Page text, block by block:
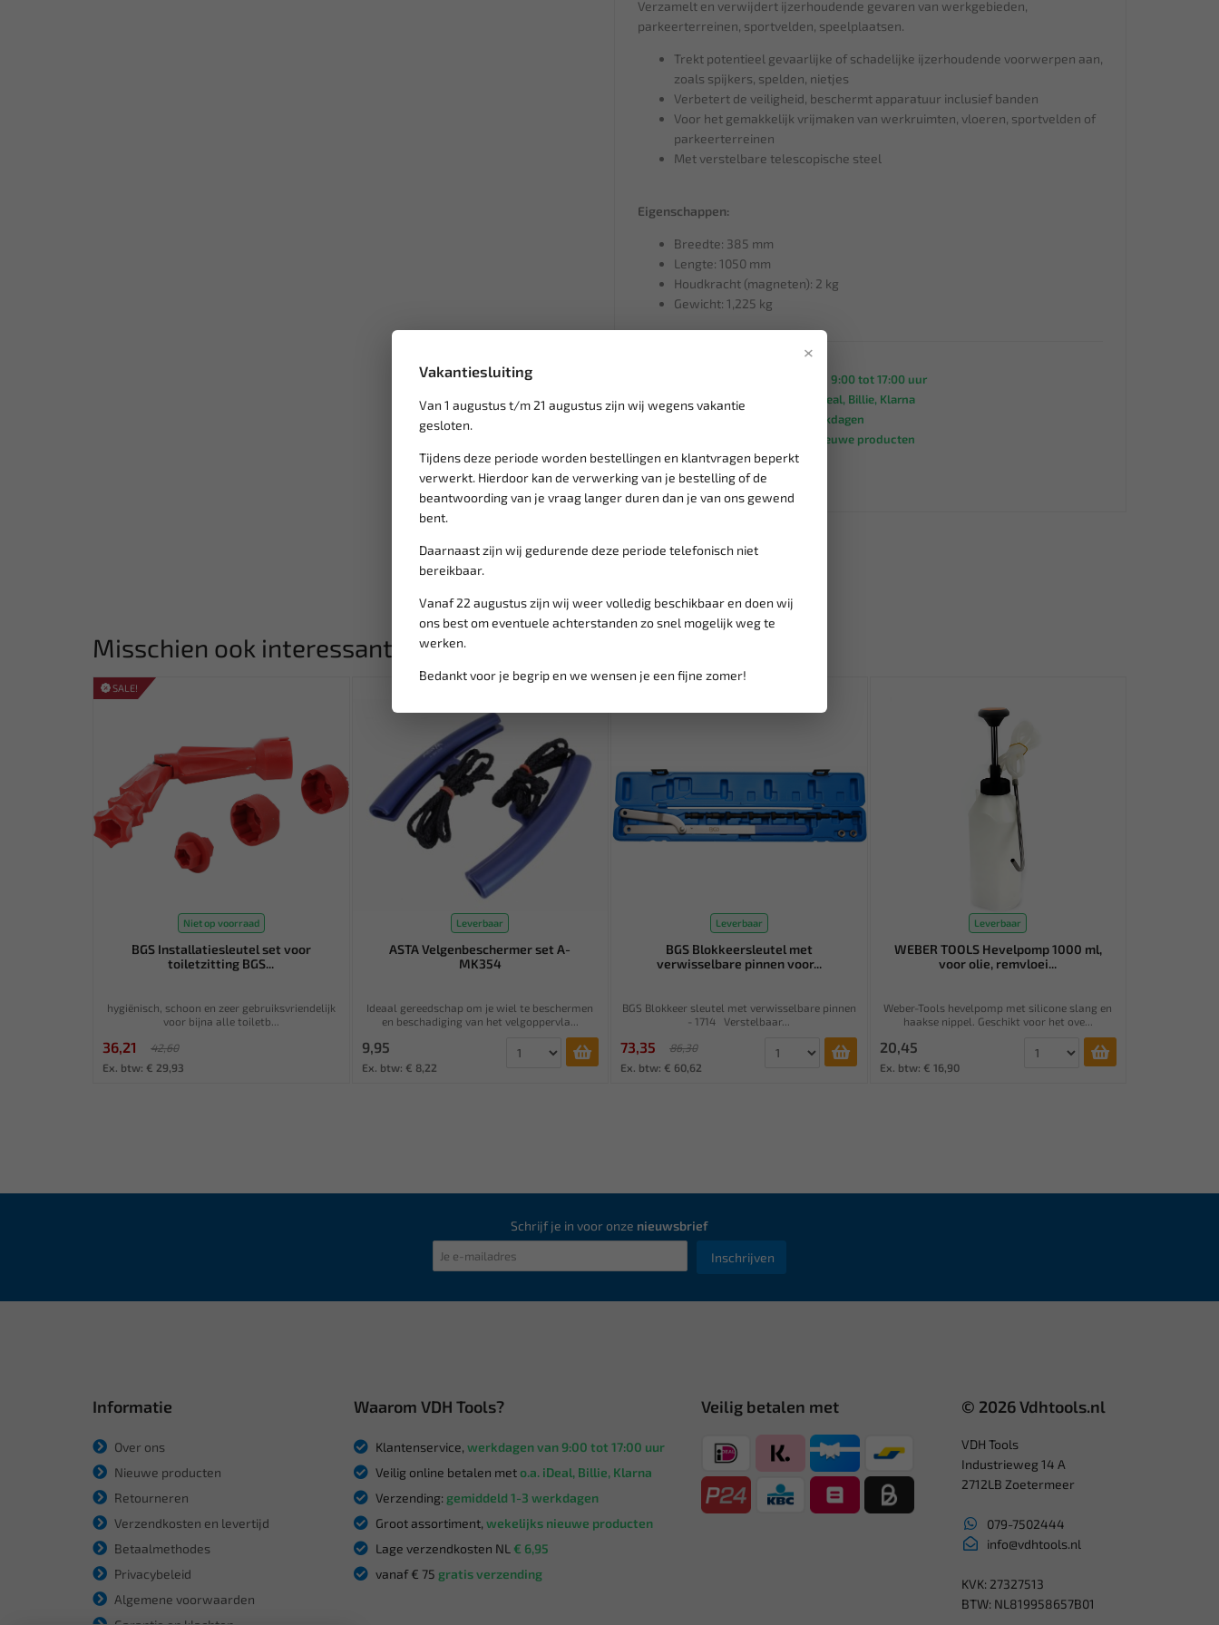
×
Vakantiesluiting
Van 1 augustus t/m 21 augustus zijn wij wegens vakantie
gesloten.
Tijdens deze periode worden bestellingen en klantvragen beperkt
verwerkt. Hierdoor kan de verwerking van je bestelling of de
beantwoording van je vraag langer duren dan je van ons gewend
bent.
Daarnaast zijn wij gedurende deze periode telefonisch niet
bereikbaar.
Vanaf 22 augustus zijn wij weer volledig beschikbaar en doen wij
ons best om eventuele achterstanden zo snel mogelijk weg te
werken.
Bedankt voor je begrip en we wensen je een fijne zomer!
Verzamelt en verwijdert ijzerhoudende gevaren van werkgebieden,
parkeerterreinen, sportvelden, speelplaatsen.
Trekt potentieel gevaarlijke of schadelijke ijzerhoudende voorwerpen aan,
zoals spijkers, spelden, nietjes
Verbetert de veiligheid, beschermt apparatuur inclusief banden
Voor het gemakkelijk vrijmaken van werkruimten, vloeren, sportvelden of
parkeerterreinen
Met verstelbare telescopische steel
Eigenschappen:
Breedte: 385 mm
Lengte: 1050 mm
Houdkracht (magneten): 2 kg
Gewicht: 1,225 kg
werkdagen van 9:00 tot 17:00 uur
Veilig online betalen met
o.a. iDeal, Billie, Klarna
gemiddeld 1-3 werkdagen
wekelijks nieuwe producten
Lage verzendkosten NL€ 6,95
vanaf € 75gratis verzending
Misschien ook interessant:
SALE!
Niet op voorraad
BGS Installatiesleutel set voor
toiletzitting BGS...
hygiënisch, schoon en zeer gebruiksvriendelijk
voor bijna alle toiletb...
36,21
42,60
Ex. btw: € 29,93
Leverbaar
ASTA Velgenbeschermer set A-
MK354
Ideaal gereedschap om je wiel te beschermen
en beschadiging van het velgoppervla...
9,95
Ex. btw: € 8,22
Leverbaar
BGS Blokkeersleutel met
verwisselbare pinnen voor...
BGS Blokkeer sleutel met verwisselbare pinnen
- 1714 Verstelbaar...
73,35
86,30
Ex. btw: € 60,62
Leverbaar
WEBER TOOLS Hevelpomp 1000 ml,
voor olie, remvloei...
Weber-Tools hevelpomp met silicone slang en
haakse nippel. Geschikt voor het ove...
20,45
Ex. btw: € 16,90
Schrijf je in voor onze nieuwsbrief
Inschrijven
Informatie
Over ons
Nieuwe producten
Retourneren
Verzendkosten en levertijd
Betaalmethodes
Privacybeleid
Algemene voorwaarden
Waarom VDH Tools?
Klantenservice, werkdagen van 9:00 tot 17:00 uur
Veilig online betalen meto.a. iDeal, Billie, Klarna
Verzending: gemiddeld 1-3 werkdagen
Groot assortiment, wekelijks nieuwe producten
Lage verzendkosten NL € 6,95
vanaf € 75 gratis verzending
Veilig betalen met © 2026 Vdhtools.nl
VDH Tools
Industrieweg 14 A
2712LB Zoetermeer
079-7502444
info@vdhtools.nl
KVK: 27327513
BTW: NL819958657B01